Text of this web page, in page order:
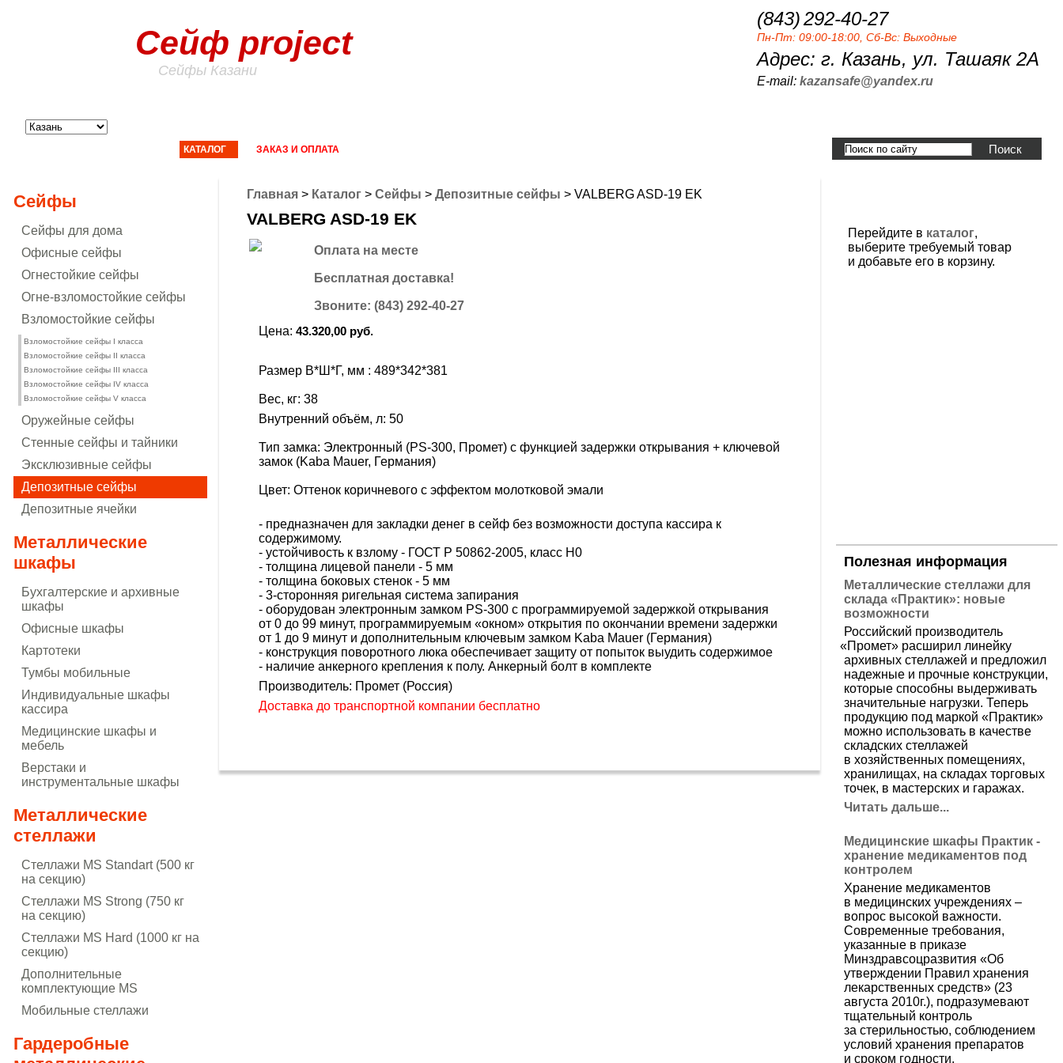
Сейф project
Сейфы Казани
(843)292-40-27
Пн-Пт: 09:00-18:00, Сб-Вс: Выходные
Адрес: г. Казань, ул. Ташаяк 2А
E-mail: kazansafe@yandex.ru
КАТАЛОГ ЗАКАЗ И ОПЛАТА
Сейфы
Сейфы для дома
Офисные сейфы
Огнестойкие сейфы
Огне-взломостойкие сейфы
Взломостойкие сейфы
Взломостойкие сейфы I класса
Взломостойкие сейфы II класса
Взломостойкие сейфы III класса
Взломостойкие сейфы IV класса
Взломостойкие сейфы V класса
Оружейные сейфы
Стенные сейфы и тайники
Эксклюзивные сейфы
Депозитные сейфы
Депозитные ячейки
Металлические
шкафы
Бухгалтерские и архивные
шкафы
Офисные шкафы
Картотеки
Тумбы мобильные
Индивидуальные шкафы
кассира
Медицинские шкафы и
мебель
Верстаки и
инструментальные шкафы
Металлические
стеллажи
Стеллажи MS Standart (500 кг
на секцию)
Стеллажи MS Strong (750 кг
на секцию)
Стеллажи MS Hard (1000 кг на
секцию)
Дополнительные
комплектующие MS
Мобильные стеллажи
Гардеробные
Перейдите в каталог,
выберите требуемый товар
и добавьте его в корзину.
Полезная информация
Металлические стеллажи для
склада «Практик»: новые
возможности
Российский производитель
«Промет» расширил линейку
архивных стеллажей и предложил
надежные и прочные конструкции,
которые способны выдерживать
значительные нагрузки. Теперь
продукцию под маркой «Практик»
можно использовать в качестве
складских стеллажей
в хозяйственных помещениях,
хранилищах, на складах торговых
точек, в мастерских и гаражах.
Читать дальше...
Медицинские шкафы Практик -
хранение медикаментов под
контролем
Хранение медикаментов
в медицинских учреждениях –
вопрос высокой важности.
Современные требования,
указанные в приказе
Минздравсоцразвития «Об
утверждении Правил хранения
лекарственных средств» (23
августа 2010г.), подразумевают
тщательный контроль
за стерильностью, соблюдением
условий хранения препаратов
и сроком годности.
Главная> Каталог> Сейфы > Депозитные сейфы > VALBERG ASD-19 EK
VALBERG ASD-19 EK
Оплата на месте
Бесплатная доставка!
Звоните: (843) 292-40-27
Цена: 43.320,00 руб.
Размер В*Ш*Г, мм : 489*342*381
Вес, кг: 38
Внутренний объём, л: 50
Тип замка: Электронный (PS-300, Промет) с функцией задержки открывания + ключевой
замок (Kaba Mauer, Германия)
Цвет: Оттенок коричневого с эффектом молотковой эмали
- предназначен для закладки денег в сейф без возможности доступа кассира к
содержимому.
- устойчивость к взлому - ГОСТ Р 50862-2005, класс Н0
- толщина лицевой панели - 5 мм
- толщина боковых стенок - 5 мм
- 3-сторонняя ригельная система запирания
- оборудован электронным замком PS-300 с программируемой задержкой открывания
от 0 до 99 минут, программируемым «окном» открытия по окончании времени задержки
от 1 до 9 минут и дополнительным ключевым замком Kaba Mauer (Германия)
- конструкция поворотного люка обеспечивает защиту от попыток выудить содержимое
- наличие анкерного крепления к полу. Анкерный болт в комплекте
Производитель: Промет (Россия)
Доставка до транспортной компании бесплатно